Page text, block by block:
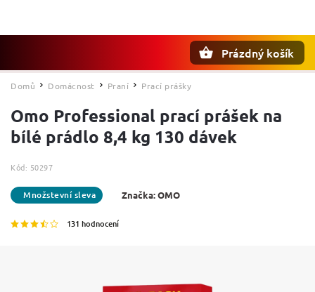
Prázdný košík
Domů / Domácnost / Praní / Prací prášky
Omo Professional prací prášek na
bílé prádlo 8,4 kg 130 dávek
Kód: 50297
131 hodnocení
Značka:OMO